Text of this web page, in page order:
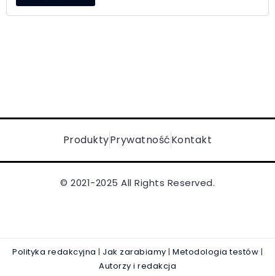
ProduktyPrywatnośćKontakt
© 2021-2025 All Rights Reserved.
Polityka redakcyjna | Jak zarabiamy | Metodologia testów |
Autorzy i redakcja